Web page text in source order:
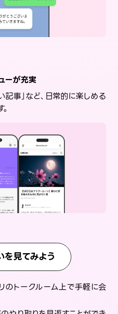
ーが充実
記事」など、日常的に楽しめる
見てみよう
のトークルーム上で手軽に会